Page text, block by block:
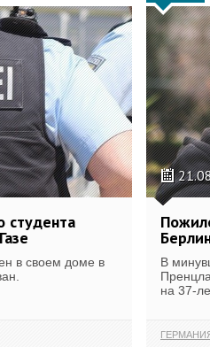
студента
в своем доме в
В
на 37-